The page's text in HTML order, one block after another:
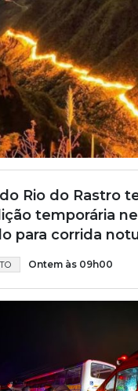
Rio do Rastro
temporária
para corrida
Ontem às 09h00